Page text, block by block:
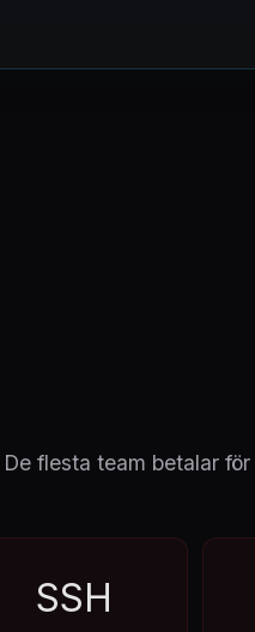
De flesta team betalar
SSH